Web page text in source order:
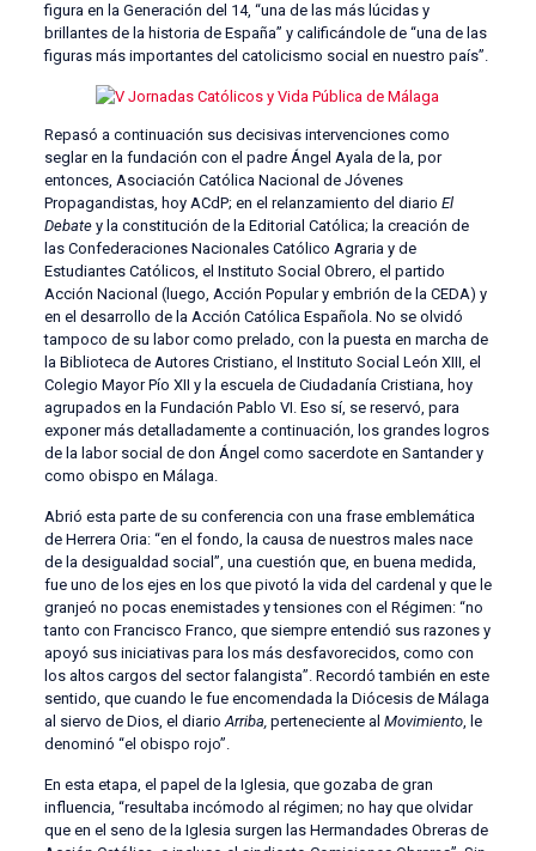
figura en la Generación del 14, “una de las más lúcidas y
brillantes de la historia de España” y calificándole de “una de las
figuras más importantes del catolicismo social en nuestro país”.
Repasó a continuación sus decisivas intervenciones como
seglar en la fundación con el padre Ángel Ayala de la, por
entonces, Asociación Católica Nacional de Jóvenes
Propagandistas, hoy ACdP; en el relanzamiento del diario El
Debatey la constitución de la Editorial Católica; la creación de
las Confederaciones Nacionales Católico Agraria y de
Estudiantes Católicos, el Instituto Social Obrero, el partido
Acción Nacional (luego, Acción Popular y embrión de la CEDA) y
en el desarrollo de la Acción Católica Española. No se olvidó
tampoco de su labor como prelado, con la puesta en marcha de
la Biblioteca de Autores Cristiano, el Instituto Social León XIII, el
Colegio Mayor Pío XII y la escuela de Ciudadanía Cristiana, hoy
agrupados en la Fundación Pablo VI. Eso sí, se reservó, para
exponer más detalladamente a continuación, los grandes logros
de la labor social de don Ángel como sacerdote en Santander y
como obispo en Málaga.
Abrió esta parte de su conferencia con una frase emblemática
de Herrera Oria: “en el fondo, la causa de nuestros males nace
de la desigualdad social”, una cuestión que, en buena medida,
fue uno de los ejes en los que pivotó la vida del cardenal y que le
granjeó no pocas enemistades y tensiones con el Régimen: “no
tanto con Francisco Franco, que siempre entendió sus razones y
apoyó sus iniciativas para los más desfavorecidos, como con
los altos cargos del sector falangista”. Recordó también en este
sentido, que cuando le fue encomendada la Diócesis de Málaga
al siervo de Dios, el diarioArriba,perteneciente al Movimiento, le
denominó “el obispo rojo”.
En esta etapa, el papel de la Iglesia, que gozaba de gran
influencia, “resultaba incómodo al régimen; no hay que olvidar
que en el seno de la Iglesia surgen las Hermandades Obreras de